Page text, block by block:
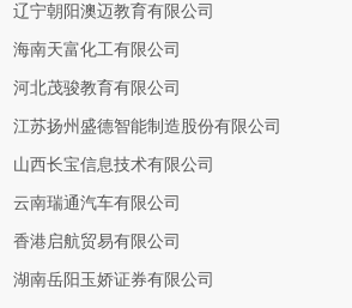
辽宁朝阳澳迈教育有限公司
海南天富化工有限公司
河北茂骏教育有限公司
江苏扬州盛德智能制造股份有限公司
山西长宝信息技术有限公司
云南瑞通汽车有限公司
香港启航贸易有限公司
湖南岳阳玉娇证券有限公司